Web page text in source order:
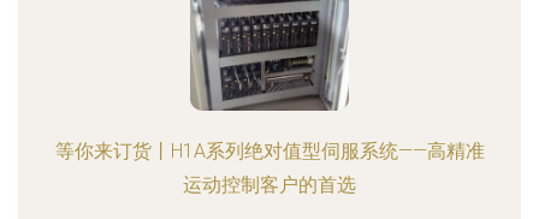
等你来订货丨H1A系列绝对值型伺服系统——高精准
运动控制客户的首选